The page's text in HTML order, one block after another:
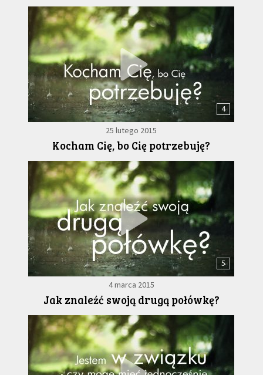
4
25 lutego 2015
Kocham Cię, bo Cię potrzebuję?
5
4 marca 2015
Jak znaleźć swoją drugą połówkę?